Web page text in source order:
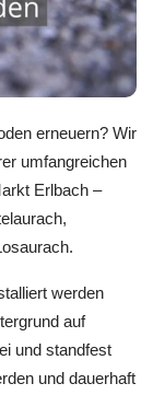
erneuern? Wir
umfangreichen
Erlbach –
werden
auf
und standfest
und dauerhaft